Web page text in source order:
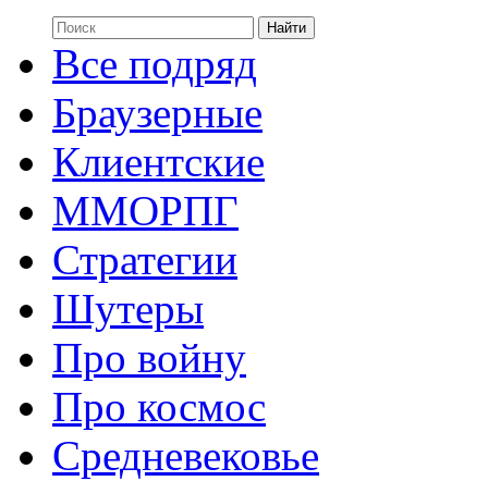
Все подряд
Браузерные
Клиентские
ММОРПГ
Стратегии
Шутеры
Про войну
Про космос
Средневековье